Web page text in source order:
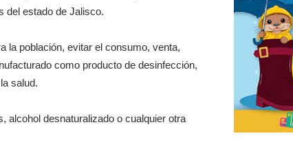
del estado de Jalisco.
la población, evitar el consumo, venta,
como producto de desinfección,
salud.
alcohol desnaturalizado o cualquier otra